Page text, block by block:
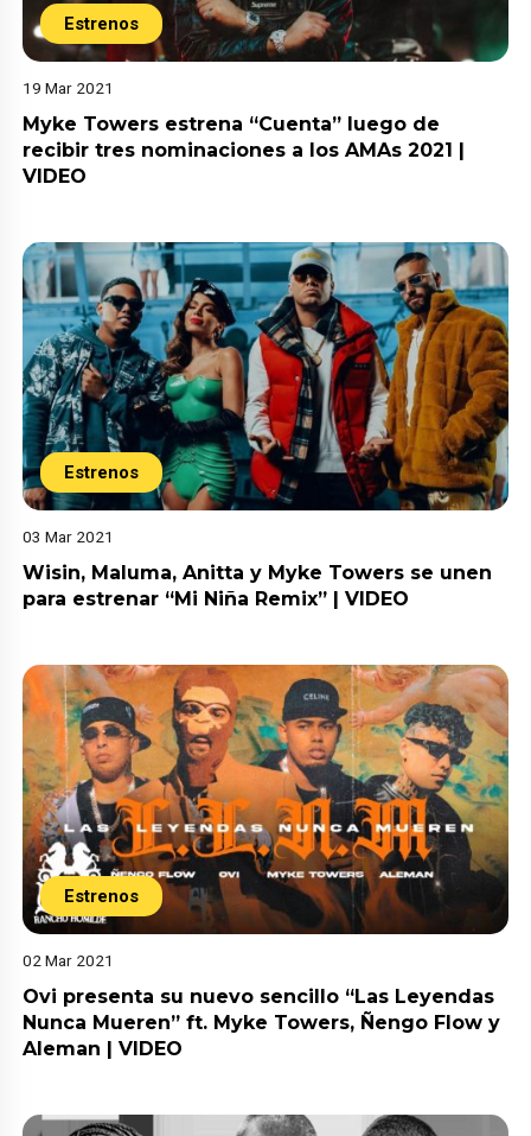
Estrenos
19 Mar 2021
Myke Towers estrena “Cuenta” luego de
recibir tres nominaciones a los AMAs 2021 |
VIDEO
Estrenos
03 Mar 2021
Wisin, Maluma, Anitta y Myke Towers se unen
para estrenar “Mi Niña Remix” | VIDEO
Estrenos
02 Mar 2021
Ovi presenta su nuevo sencillo “Las Leyendas
Nunca Mueren” ft. Myke Towers, Ñengo Flow y
Aleman | VIDEO